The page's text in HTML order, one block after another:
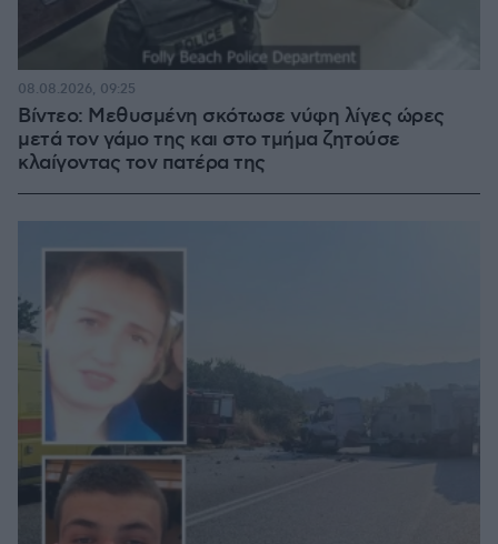
Βίντεο: Μεθυσμένη σκότωσε νύφη λίγες ώρες
μετά τον γάμο της και στο τμήμα ζητούσε
κλαίγοντας τον πατέρα της
08.08.2026, 09:25